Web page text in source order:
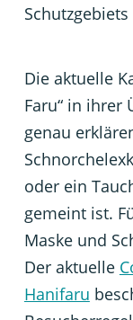
Die aktuelle
Faru“ in ihrer
genau
oder ein
gemeint ist.
Maske und
Der aktuelle
Hanifaru